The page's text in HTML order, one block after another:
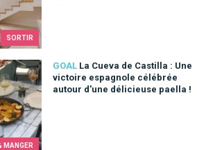
SORTIR
MANGER
GOAL La Cueva de Castilla : Une
victoire espagnole célébrée
autour d'une délicieuse paella !
Une victoire espagnole célébrée